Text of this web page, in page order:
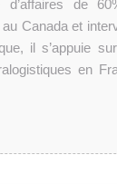
d’affaires de
Canada et
il s’appuie
en